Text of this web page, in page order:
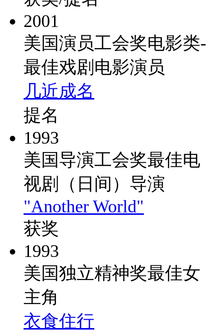
2001
美国演员工会奖电影类-
最佳戏剧电影演员
几近成名
提名
1993
美国导演工会奖最佳电
视剧（日间）导演
"Another World"
获奖
1993
美国独立精神奖最佳女
主角
衣食住行